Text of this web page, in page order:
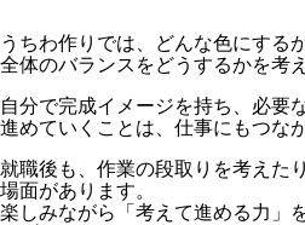
うちわ作りでは、どんな色にする
全体のバランスをどうするかを考
自分で完成イメージを持ち、必要
進めていくことは、仕事にもつな
就職後も、作業の段取りを考えた
場面があります。
楽しみながら「考えて進める力」